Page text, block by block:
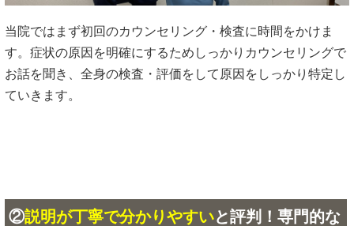
当院ではまず初回のカウンセリング・検査に時間をかけま
す。症状の原因を明確にするためしっかりカウンセリングで
お話を聞き、全身の検査・評価をして原因をしっかり特定し
ていきます。
②説明が丁寧で分かりやすいと評判！専門的な